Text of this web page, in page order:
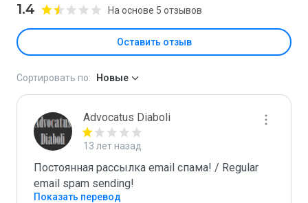
1.4 На основе 5 отзывов
Оставить отзыв
Сортировать по: Новые
Advocatus Diaboli
13 лет назад
Постоянная рассылка email спама! / Regular
email spam sending!
Показать перевод